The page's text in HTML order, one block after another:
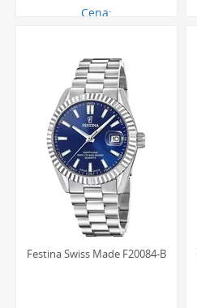
Cena:
Festina Swiss Made F20084-B